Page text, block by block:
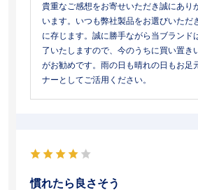
貴重なご感想をお寄せいただき誠にあり
います。いつも弊社製品をお選びいただ
に存じます。誠に勝手ながら当ブランド
了いたしますので、今のうちに買い置き
がお勧めです。雨の日も晴れの日もお足
ナーとしてご活用ください。
慣れたら良さそう